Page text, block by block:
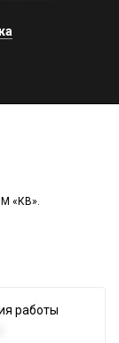
«КВ».
работы